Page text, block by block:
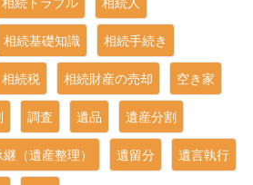
相続トラブル 相続人
相続基礎知識 相続手続き
相続税 相続財産の売却 空き家
調査 遺品 遺産分割
（遺産整理） 遺留分 遺言執行